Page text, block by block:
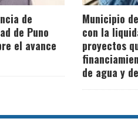
de
de Puno
el avance
Municipio
con la
proyectos
de agua y